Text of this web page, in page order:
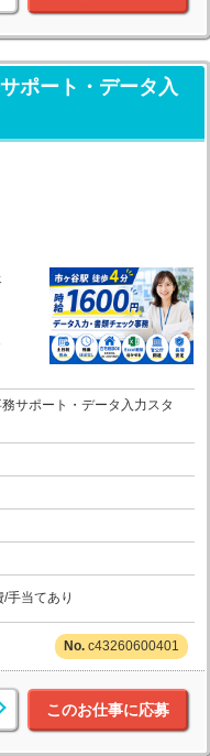
ポート・データ入
サポート・データ入力スタ
手当てあり
c43260600401
このお仕事に応募